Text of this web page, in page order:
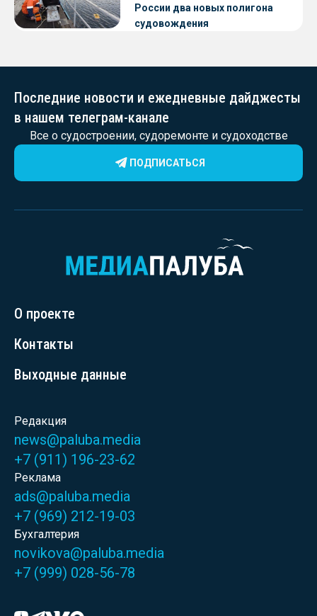
России два новых полигона
судовождения
Последние новости и ежедневные дайджесты
в нашем телеграм-канале
Все о судостроении, судоремонте и судоходстве
ПОДПИСАТЬСЯ
О проекте
Контакты
Выходные данные
Редакция
news@paluba.media
+7 (911) 196-23-62
Реклама
ads@paluba.media
+7 (969) 212-19-03
Бухгалтерия
novikova@paluba.media
+7 (999) 028-56-78